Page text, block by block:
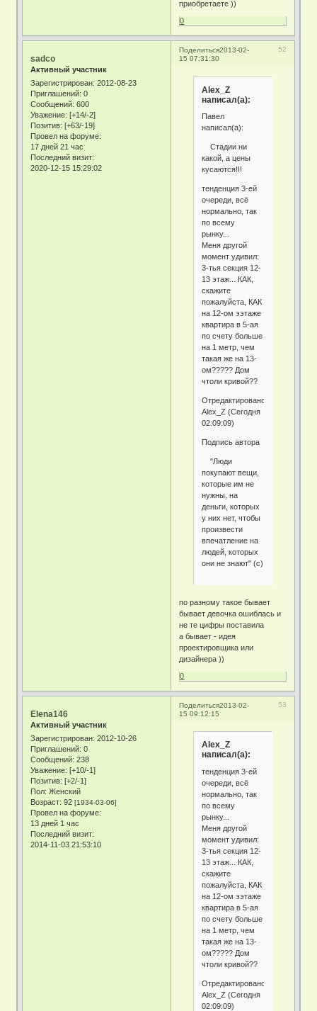
приобретаете ))
0
Поделиться 52
2013-02-
15 07:31:30
sadco
Активный участник
Зарегистрирован: 2012-08-23
Приглашений: 0
Сообщений: 600
Уважение: [+14/-2]
Позитив: [+63/-19]
Провел на форуме:
17 дней 21 час
Последний визит:
2020-12-15 15:29:02
Alex_Z
написал(а):
Павел
написал(а):
Стадии ни
какой, а цены
кусаются!!!
тенденция 3-ей
очереди, всё
нормально, так
по всему
рынку...
Меня другой
момент удивил:
3-тья секция 12-
13 этаж... КАК,
скажите
пожалуйста, КАК
на 12-ом ээтаже
квартира в 5-ая
по счету больше
на 1 метр, чем
такая же на 13-
ом????? Дом
чтоли кривой??
Отредактировано
Alex_Z (Сегодня
02:09:09)
Подпись автора
"Люди
покупают вещи,
которые им не
нужны, на
деньги, которых
у них нет, чтобы
произвести
впечатление на
людей, которых
они не знают" (с)
по разному такое бывает
бывает девочка ошиблась и
не те цифры поставила
а бывает - идея
проектировщика или
дизайнера ))
0
Поделиться 53
2013-02-
15 09:12:15
Elena146
Активный участник
Зарегистрирован: 2012-10-26
Приглашений: 0
Сообщений: 238
Уважение: [+10/-1]
Позитив: [+2/-1]
Пол: Женский
Возраст: 92[1934-03-06]
Провел на форуме:
13 дней 1 час
Последний визит:
2014-11-03 21:53:10
Alex_Z
написал(а):
тенденция 3-ей
очереди, всё
нормально, так
по всему
рынку...
Меня другой
момент удивил:
3-тья секция 12-
13 этаж... КАК,
скажите
пожалуйста, КАК
на 12-ом ээтаже
квартира в 5-ая
по счету больше
на 1 метр, чем
такая же на 13-
ом????? Дом
чтоли кривой??
Отредактировано
Alex_Z (Сегодня
02:09:09)